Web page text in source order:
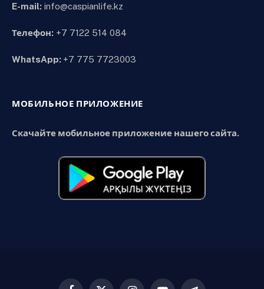
E-mail: info@caspianlife.kz
Телефон: +7 7122 514 084
WhatsApp: +7 775 7723003
МОБИЛЬНОЕ ПРИЛОЖЕНИЕ
Скачайте мобильное приложение нашего сайта.